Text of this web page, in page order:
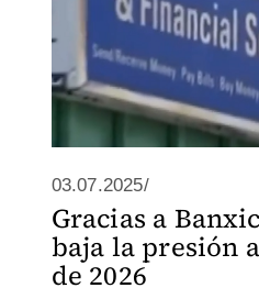
03.07.2025/
Gracias a
baja la presión
de 2026